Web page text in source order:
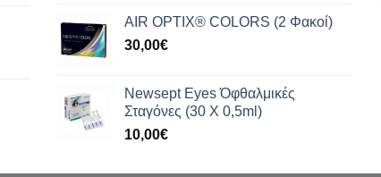
AIR OPTIX® COLORS (2 Φακοί)
30,00€
Newsept Eyes Όφθαλμικές
Σταγόνες (30 Χ 0,5ml)
10,00€